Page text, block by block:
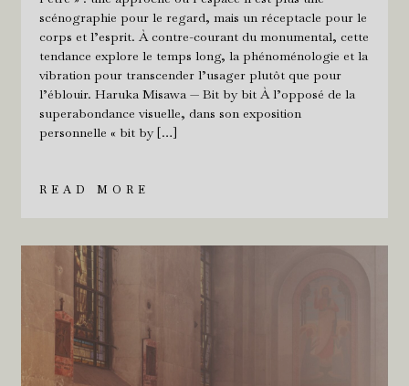
scénographie pour le regard, mais un réceptacle pour le
corps et l’esprit. À contre-courant du monumental, cette
tendance explore le temps long, la phénoménologie et la
vibration pour transcender l’usager plutôt que pour
l’éblouir. Haruka Misawa — Bit by bit À l’opposé de la
superabondance visuelle, dans son exposition
personnelle « bit by […]
READ MORE